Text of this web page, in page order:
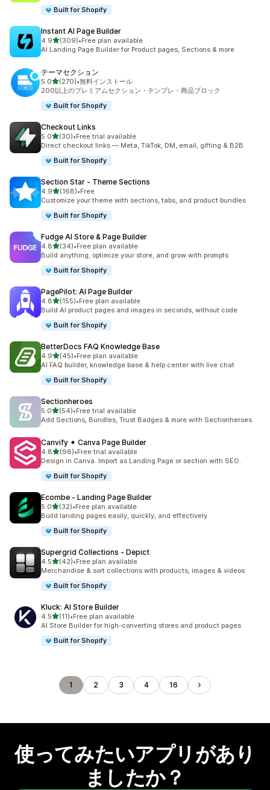
Built for Shopify
Instant AI Page Builder
4.95つ星中
(309)
合計レビュー数：309件
•Free plan available
AI Landing Page Builder for Product pages, Sections & more
テーマセクション
5.05つ星中
(270)
合計レビュー数：270件
•無料インストール
200以上のプレミアムセクション・テンプレ・商品ブロック
Built for Shopify
Checkout Links
5.05つ星中
(30)
合計レビュー数：30件
•Free trial available
Direct checkout links — Meta, TikTok, DM, email, gifting & B2B
Built for Shopify
Section Star ‑ Theme Sections
4.95つ星中
(168)
合計レビュー数：168件
•Free
Customize your theme with sections, tabs, and product bundles
Built for Shopify
Fudge AI Store & Page Builder
4.85つ星中
(34)
合計レビュー数：34件
•Free plan available
Build anything, optimize your store, and grow with prompts
Built for Shopify
PagePilot: AI Page Builder
4.85つ星中
(155)
合計レビュー数：155件
•Free plan available
Build AI product pages and images in seconds, without code
Built for Shopify
BetterDocs FAQ Knowledge Base
4.95つ星中
(45)
合計レビュー数：45件
•Free plan available
AI FAQ builder, knowledge base & help center with live chat
Built for Shopify
Sectionheroes
5.05つ星中
(54)
合計レビュー数：54件
•Free trial available
Add Sections, Bundles, Trust Badges & more with Sectionheroes
Canvify ✦ Canva Page Builder
4.85つ星中
(98)
合計レビュー数：98件
•Free trial available
Design in Canva. Import as Landing Page or section with SEO.
Built for Shopify
Ecombe ‑ Landing Page Builder
5.05つ星中
(32)
合計レビュー数：32件
•Free plan available
Build landing pages easily, quickly, and effectively
Built for Shopify
Supergrid Collections ‑ Depict
4.55つ星中
(42)
合計レビュー数：42件
•Free plan available
Merchandise & sort collections with products, images & videos.
Built for Shopify
Kluck: AI Store Builder
4.55つ星中
(11)
合計レビュー数：11件
•Free plan available
AI Store Builder for high-converting stores and product pages
Built for Shopify
1 2 3 4 16
使ってみたいアプリがあり
ましたか？